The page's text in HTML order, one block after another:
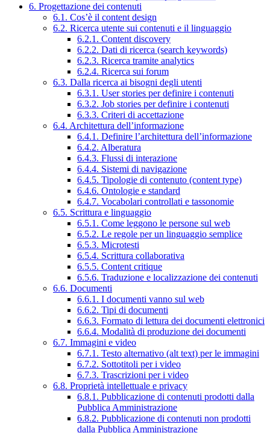
6. Progettazione dei contenuti
6.1. Cos’è il content design
6.2. Ricerca utente sui contenuti e il linguaggio
6.2.1. Content discovery
6.2.2. Dati di ricerca (search keywords)
6.2.3. Ricerca tramite analytics
6.2.4. Ricerca sui forum
6.3. Dalla ricerca ai bisogni degli utenti
6.3.1. User stories per definire i contenuti
6.3.2. Job stories per definire i contenuti
6.3.3. Criteri di accettazione
6.4. Architettura dell’informazione
6.4.1. Definire l’architettura dell’informazione
6.4.2. Alberatura
6.4.3. Flussi di interazione
6.4.4. Sistemi di navigazione
6.4.5. Tipologie di contenuto (content type)
6.4.6. Ontologie e standard
6.4.7. Vocabolari controllati e tassonomie
6.5. Scrittura e linguaggio
6.5.1. Come leggono le persone sul web
6.5.2. Le regole per un linguaggio semplice
6.5.3. Microtesti
6.5.4. Scrittura collaborativa
6.5.5. Content critique
6.5.6. Traduzione e localizzazione dei contenuti
6.6. Documenti
6.6.1. I documenti vanno sul web
6.6.2. Tipi di documenti
6.6.3. Formato di lettura dei documenti elettronici
6.6.4. Modalità di produzione dei documenti
6.7. Immagini e video
6.7.1. Testo alternativo (alt text) per le immagini
6.7.2. Sottotitoli per i video
6.7.3. Trascrizioni per i video
6.8. Proprietà intellettuale e privacy
6.8.1. Pubblicazione di contenuti prodotti dalla
Pubblica Amministrazione
6.8.2. Pubblicazione di contenuti non prodotti
dalla Pubblica Amministrazione